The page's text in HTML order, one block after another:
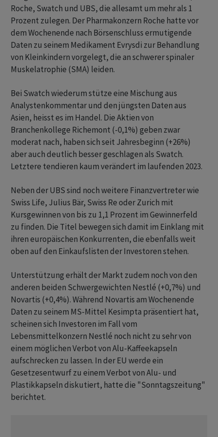
Roche, Swatch und UBS, die allesamt um mehr als 1
Prozent zulegen. Der Pharmakonzern Roche hatte vor
dem Wochenende nach Börsenschluss ermutigende
Daten zu seinem Medikament Evrysdi zur Behandlung
von Kleinkindern vorgelegt, die an schwerer spinaler
Muskelatrophie (SMA) leiden.
Bei Swatch wiederum stütze eine Mischung aus
Analystenkommentar und den jüngsten Daten aus
Asien, heisst es im Handel. Die Aktien von
Branchenkollege Richemont (-0,1%) geben zwar
moderat nach, haben sich seit Jahresbeginn (+26%)
aber auch deutlich besser geschlagen als Swatch.
Letztere tendieren kaum verändert im laufenden 2023.
Neben der UBS sind noch weitere Finanzvertreter wie
Swiss Life, Julius Bär, Swiss Re oder Zurich mit
Kursgewinnen von bis zu 1,1 Prozent im Gewinnerfeld
zu finden. Die Titel bewegen sich damit im Einklang mit
ihren europäischen Konkurrenten, die ebenfalls weit
oben auf den Einkaufslisten der Investoren stehen.
Unterstützung erhält der Markt zudem noch von den
anderen beiden Schwergewichten Nestlé (+0,7%) und
Novartis (+0,4%). Während Novartis am Wochenende
Daten zu seinem MS-Mittel Kesimpta präsentiert hat,
scheinen sich Investoren im Fall vom
Lebensmittelkonzern Nestlé noch nicht zu sehr von
einem möglichen Verbot von Alu-Kaffeekapseln
aufschrecken zu lassen. In der EU werde ein
Gesetzesentwurf zu einem Verbot von Alu- und
Plastikkapseln diskutiert, hatte die "Sonntagszeitung"
berichtet.